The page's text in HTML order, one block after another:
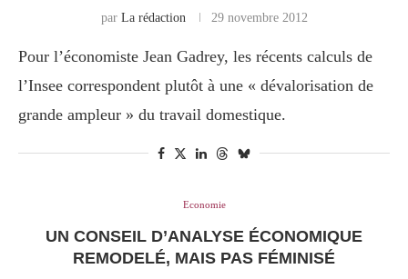
par La rédaction 29 novembre 2012
Pour l’économiste Jean Gadrey, les récents calculs de
l’Insee correspondent plutôt à une « dévalorisation de
grande ampleur » du travail domestique.
Economie
UN CONSEIL D’ANALYSE ÉCONOMIQUE
REMODELÉ, MAIS PAS FÉMINISÉ